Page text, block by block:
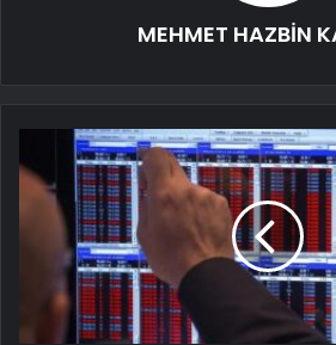
MEHMET HAZBİN